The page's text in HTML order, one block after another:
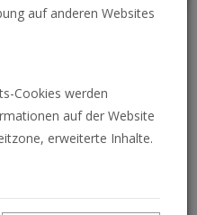
Botschaft des
Christus Selbst
auf anderen Websites
Cookies werden
auf der Website
erweiterte Inhalte.